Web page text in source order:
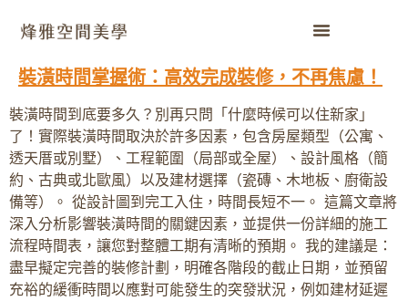
裝潢時間掌握術：高效完成裝修，不再焦慮！
裝潢時間到底要多久？別再只問「什麼時候可以住新家」
了！實際裝潢時間取決於許多因素，包含房屋類型（公寓、
透天厝或別墅）、工程範圍（局部或全屋）、設計風格（簡
約、古典或北歐風）以及建材選擇（瓷磚、木地板、廚衛設
備等）。 從設計圖到完工入住，時間長短不一。 這篇文章將
深入分析影響裝潢時間的關鍵因素，並提供一份詳細的施工
流程時間表，讓您對整體工期有清晰的預期。 我的建議是：
盡早擬定完善的裝修計劃，明確各階段的截止日期，並預留
充裕的緩衝時間以應對可能發生的突發狀況，例如建材延遲